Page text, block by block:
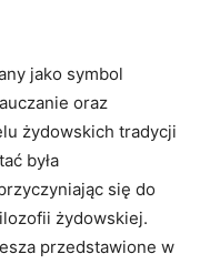
⁢jako symbol
oraz
żydowskich tradycji
była
się do
żydowskiej.⁢
przedstawione w